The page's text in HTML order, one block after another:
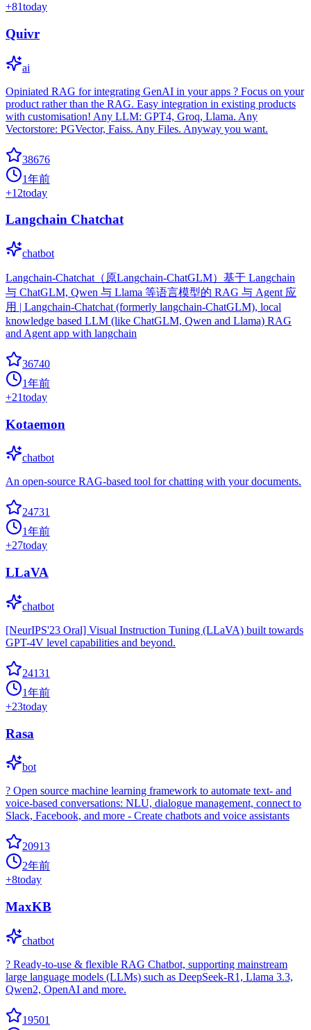
+81today
Quivr
ai
Opiniated RAG for integrating GenAI in your apps ? Focus on your
product rather than the RAG. Easy integration in existing products
with customisation! Any LLM: GPT4, Groq, Llama. Any
Vectorstore: PGVector, Faiss. Any Files. Anyway you want.
38676
1年前
+12today
Langchain Chatchat
chatbot
Langchain-Chatchat（原Langchain-ChatGLM）基于 Langchain
与 ChatGLM, Qwen 与 Llama 等语言模型的 RAG 与 Agent 应
用 | Langchain-Chatchat (formerly langchain-ChatGLM), local
knowledge based LLM (like ChatGLM, Qwen and Llama) RAG
and Agent app with langchain
36740
1年前
+21today
Kotaemon
chatbot
An open-source RAG-based tool for chatting with your documents.
24731
1年前
+27today
LLaVA
chatbot
[NeurIPS'23 Oral] Visual Instruction Tuning (LLaVA) built towards
GPT-4V level capabilities and beyond.
24131
1年前
+23today
Rasa
bot
? Open source machine learning framework to automate text- and
voice-based conversations: NLU, dialogue management, connect to
Slack, Facebook, and more - Create chatbots and voice assistants
20913
2年前
+8today
MaxKB
chatbot
? Ready-to-use & flexible RAG Chatbot, supporting mainstream
large language models (LLMs) such as DeepSeek-R1, Llama 3.3,
Qwen2, OpenAI and more.
19501